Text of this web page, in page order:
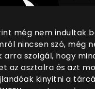
még nem indultak
nincsen szó, még
arra szolgál, hogy
az asztalra és azt
kinyitni a